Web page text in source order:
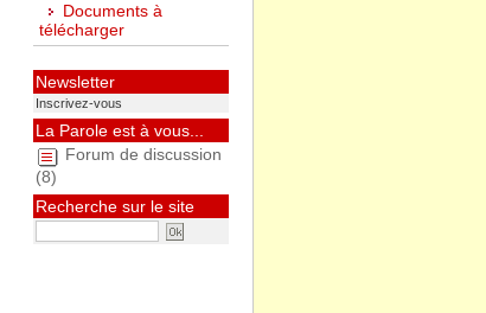
Documents à
télécharger
Newsletter
Inscrivez-vous
La Parole est à vous...
Forum de discussion
(8)
Recherche sur le site